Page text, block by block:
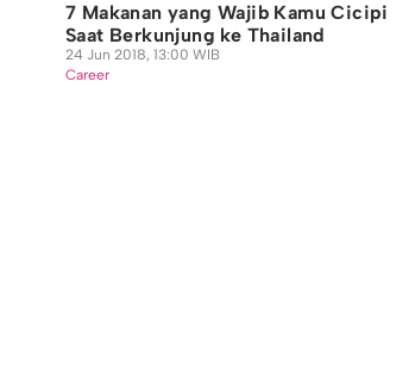
7 Makanan yang Wajib Kamu Cicipi
Saat Berkunjung ke Thailand
24 Jun 2018, 13:00 WIB
Career